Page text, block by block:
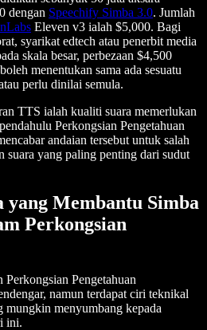
dengan Speechify Simba 3.0. Jumlah
Eleven v3 ialah $5,000. Bagi
syarikat edtech atau penerbit media
skala besar, perbezaan $4,500
menentukan sama ada sesuatu
perlu dinilai semula.
TTS ialah kualiti suara memerlukan
Perkongsian Pengetahuan
andaian tersebut untuk salah
suara yang paling penting dari sudut
Membantu Simba
Perkongsian
Pengetahuan
namun terdapat ciri teknikal
mungkin menyumbang kepada
ini.